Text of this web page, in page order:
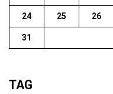
24 25 26
31
TAG